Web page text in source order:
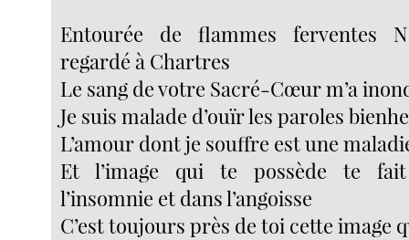
Entourée de flammes ferventes
regardé à Chartres
Le sang de votre Sacré-Cœur m’a
Je suis malade d’ouïr les paroles
L’amour dont je souffre est une
Et l’image qui te possède te
l’insomnie et dans l’angoisse
C’est toujours près de toi cette image